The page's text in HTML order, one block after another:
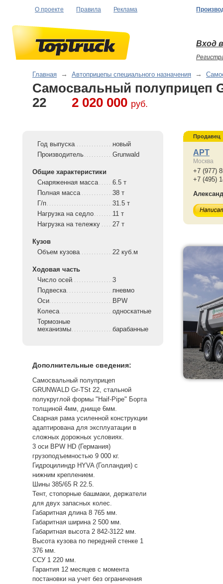
О проекте Правила Реклама
Вход
Главная → Автоприцепы специального назначения →
Самосвальный полуприцеп
22
2 020 000 руб.
Год выпуска
новый
Производитель
Grunwald
Общие характеристики
Снаряженная масса
6.5 т
Полная масса
38 т
Г/п
31.5 т
Нагрузка на седло
11 т
Нагрузка на тележку
27 т
Кузов
Объем кузова
22 куб.м
Ходовая часть
Число осей
3
Подвеска
пневмо
Оси
BPW
Колеса
односкатные
Тормозные
механизмы
барабанные
Дополнительные сведения:
Самосвальный полуприцеп
GRUNWALD Gr-TSt 22, стальной
полукруглой формы "Haif-Pipe" Борта
толщиной 4мм, днище 6мм.
Сварная рама усиленной конструкции
адаптирована для эксплуатации в
сложных дорожных условиях.
3 оси BPW HD (Германия)
грузоподъемностью 9 000 кг.
Гидроцилиндр HYVA (Голландия) с
нижним креплением.
Шины 385/65 R 22.5.
Тент, стопорные башмаки, держатели
для двух запасных колес.
Габаритная длина 8 765 мм.
Габаритная ширина 2 500 мм.
Габаритная высота 2 842-3122 мм.
Высота кузова по передней стенке 1
376 мм.
ССУ 1 220 мм.
Гарантия 12 месяцев с момента
постановки на учет без ограничения
Продавец
APT
Москва
+7 (977)
+7 (495)